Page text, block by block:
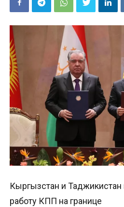
Кыргызстан и
работу КПП на границе